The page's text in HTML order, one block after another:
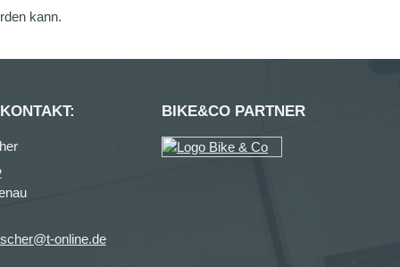
kann.
online.de
BIKE&CO PARTNER